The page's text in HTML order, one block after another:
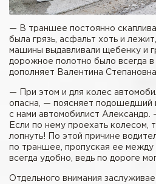
— В траншее постоянно
была грязь, асфальт хоть и
машины выдавливали щебенку и
дорожное полотно было всегда
дополняет Валентина Степановна.
— При этом и для колес
опасна, — поясняет подошедший
с нами автомобилист Александр.
Если по нему проехать колесом,
лопнуть! По этой причине
по траншее, пропуская ее между
всегда удобно, ведь по дороге
Отдельного внимания